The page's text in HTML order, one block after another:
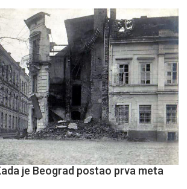
je Beograd postao prva meta